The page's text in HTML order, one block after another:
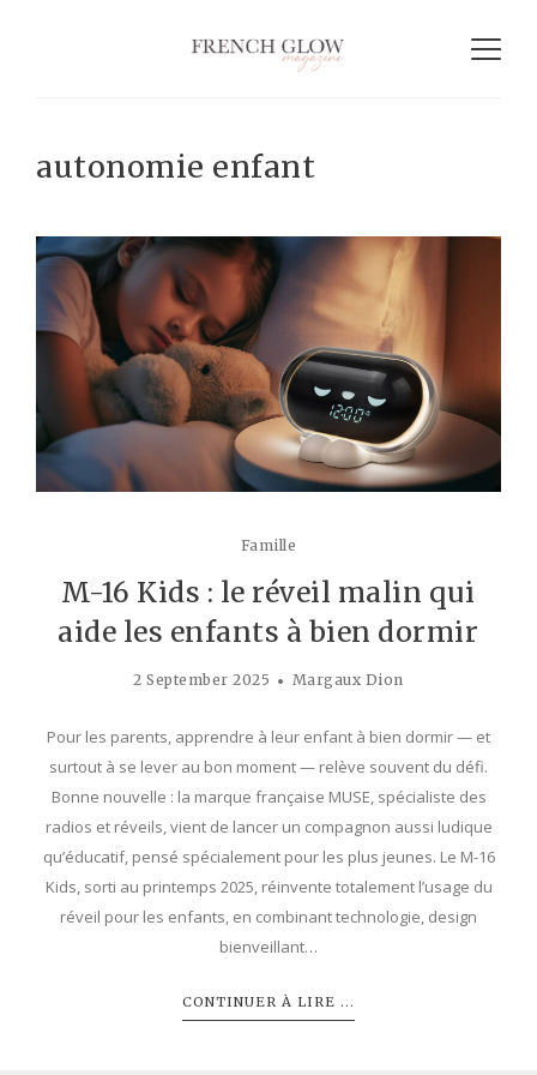
autonomie enfant
Famille
M-16 Kids : le réveil malin qui
aide les enfants à bien dormir
2 September 2025 Margaux Dion
Pour les parents, apprendre à leur enfant à bien dormir — et
surtout à se lever au bon moment — relève souvent du défi.
Bonne nouvelle : la marque française MUSE, spécialiste des
radios et réveils, vient de lancer un compagnon aussi ludique
qu’éducatif, pensé spécialement pour les plus jeunes. Le M-16
Kids, sorti au printemps 2025, réinvente totalement l’usage du
réveil pour les enfants, en combinant technologie, design
bienveillant…
CONTINUER À LIRE ...